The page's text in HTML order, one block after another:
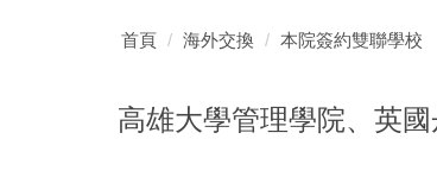
首頁 海外交換 本院簽約雙聯學校
高雄大學管理學院、英